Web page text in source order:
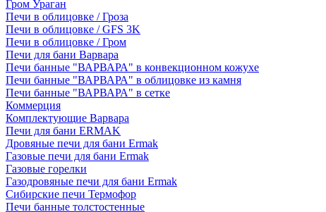
Гром Ураган
Печи в облицовке / Гроза
Печи в облицовке / GFS 3K
Печи в облицовке / Гром
Печи для бани Варвара
Печи банные "ВАРВАРА" в конвекционном кожухе
Печи банные "ВАРВАРА" в облицовке из камня
Печи банные "ВАРВАРА" в сетке
Коммерция
Комплектующие Варвара
Печи для бани ERMAK
Дровяные печи для бани Ermak
Газовые печи для бани Ermak
Газовые горелки
Газодровяные печи для бани Ermak
Сибирские печи Термофор
Печи банные толстостенные